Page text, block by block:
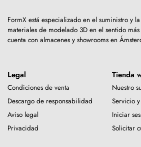
FormX está especializado en el suministro y
materiales de modelado 3D en el sentido
cuenta con almacenes y showrooms en
Legal
Condiciones de venta
Descargo de responsabilidad
Aviso legal
Privacidad
Tienda
Nuestro
Servicio
Iniciar
Solicitar